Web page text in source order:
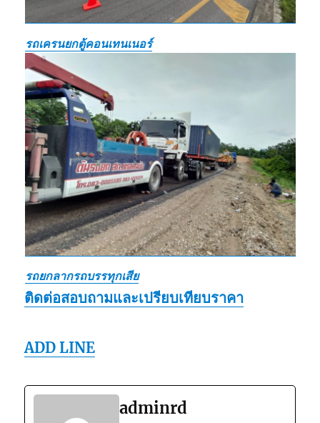
รถเครนยกตู้คอนเทนเนอร์
รถยกลากรถบรรทุกเสีย
ติดต่อสอบถามและเปรียบเทียบราคา
ADD LINE
adminrd